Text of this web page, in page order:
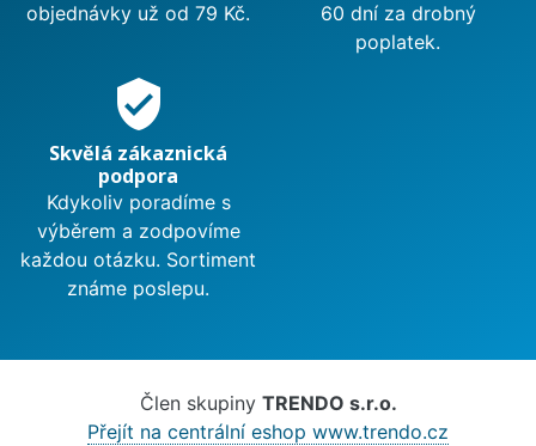
objednávky už od 79 Kč.
60 dní za drobný
poplatek.
verified_user
Skvělá zákaznická
podpora
Kdykoliv poradíme s
výběrem a zodpovíme
každou otázku. Sortiment
známe poslepu.
Člen skupiny TRENDO s.r.o.
Přejít na centrální eshop www.trendo.cz